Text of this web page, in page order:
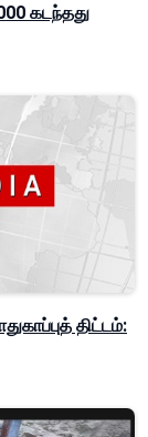
கடந்தது
திட்டம்: